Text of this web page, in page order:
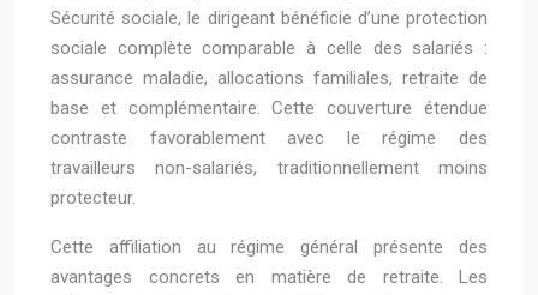
Sécurité sociale, le dirigeant bénéficie d’une protection
sociale complète comparable à celle des salariés :
assurance maladie, allocations familiales, retraite de
base et complémentaire. Cette couverture étendue
contraste favorablement avec le régime des
travailleurs non-salariés, traditionnellement moins
protecteur.
Cette affiliation au régime général présente des
avantages concrets en matière de retraite. Les